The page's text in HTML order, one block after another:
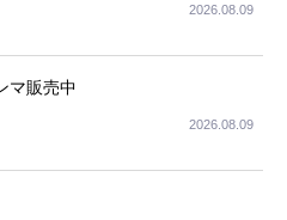
2026.08.09
マ販売中
2026.08.09